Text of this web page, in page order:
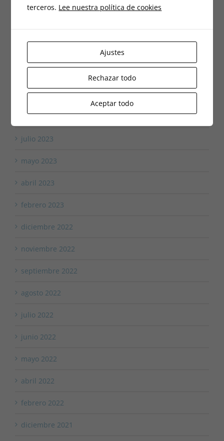
julio 2024
junio 2024
diciembre 2023
octubre 2023
julio 2023
mayo 2023
abril 2023
febrero 2023
diciembre 2022
noviembre 2022
septiembre 2022
agosto 2022
julio 2022
junio 2022
mayo 2022
abril 2022
febrero 2022
diciembre 2021
terceros. Lee nuestra política de cookies
Ajustes
Rechazar todo
Aceptar todo